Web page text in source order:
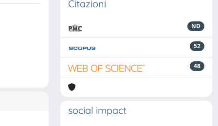
Citazioni
ND
52
48
social impact